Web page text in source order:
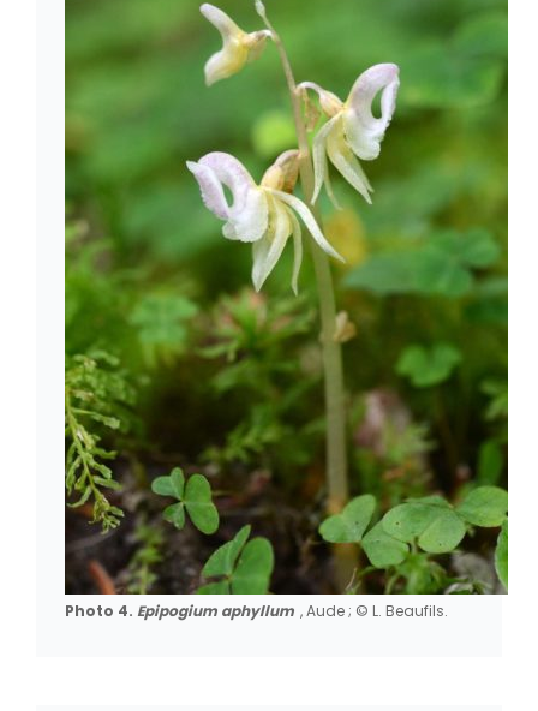
Photo 4. Epipogium aphyllum , Aude ; © L. Beaufils.